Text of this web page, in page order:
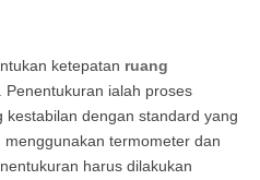
ketepatan ruang
Penentukuran ialah proses
dengan standard yang
termometer dan
harus dilakukan